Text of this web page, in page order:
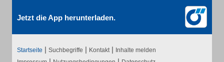
Jetzt die App herunterladen.
Startseite | Suchbegriffe | Kontakt | Inhalte melden